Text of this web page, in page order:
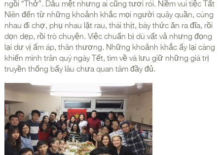
ngồi “Thở”. Dẫu mệt nhưng ai cũng tươi rói. Niềm vui tiệc Tất
Niên đến từ những khoảnh khắc mọi người quây quần, cùng
nhau đi chợ, phụ nhau lặt rau, thái thịt, bày thức ăn ra đĩa, rồi
dọn dẹp, rồi trò chuyện. Việc chuẩn bị dù vất vả nhưng đọng
lại dư vị ấm áp, thân thương. Những khoảnh khắc ấy lại càng
khiến mình trân quý ngày Tết, tìm về và lưu giữ những giá trị
truyền thống bấy lâu chưa quan tâm đầy đủ.